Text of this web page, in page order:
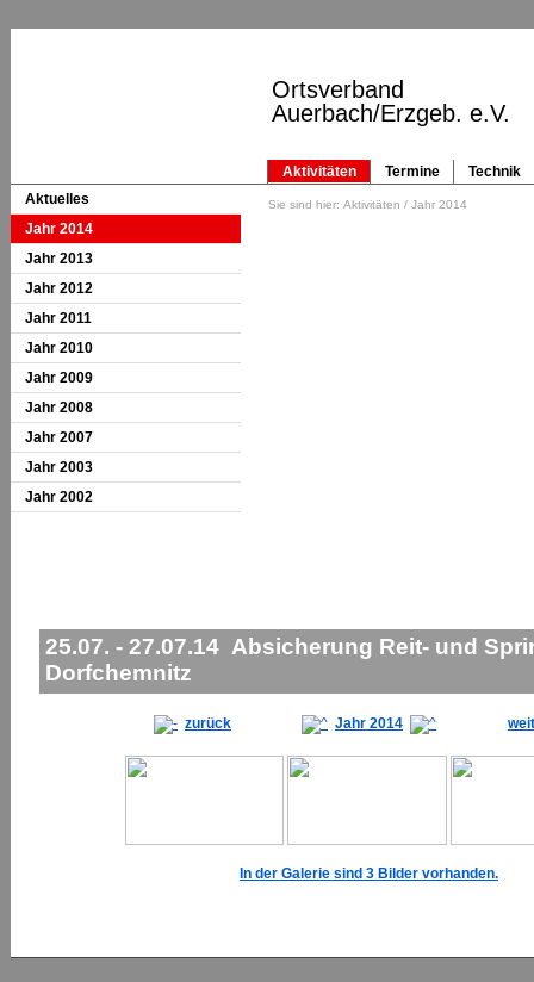
Ortsverband
Auerbach/Erzgeb. e.V.
Aktivitäten Termine Technik
Sie sind hier:Aktivitäten / Jahr 2014
Aktuelles
Jahr 2014
Jahr 2013
Jahr 2012
Jahr 2011
Jahr 2010
Jahr 2009
Jahr 2008
Jahr 2007
Jahr 2003
Jahr 2002
25.07. - 27.07.14 Absicherung Reit- und
Dorfchemnitz
zurück Jahr 2014
In der Galerie sind 3 Bilder vorhanden.